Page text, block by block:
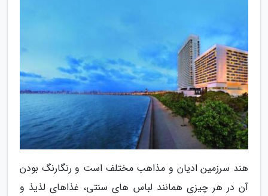
هند سرزمین ادیان و مذاهب مختلف است و رنگارنگ بودن
آن در هر چیزی همانند لباس های سنتی، غذاهای لذیذ و